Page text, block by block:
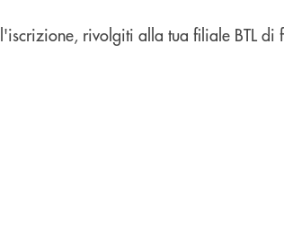
rivolgiti alla tua filiale BTL di